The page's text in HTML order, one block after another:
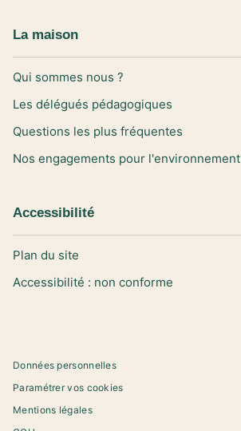
La maison
Qui sommes nous ?
Les délégués pédagogiques
Questions les plus fréquentes
Nos engagements pour l'environnement
Accessibilité
Plan du site
Accessibilité : non conforme
Données personnelles
Paramétrer vos cookies
Mentions légales